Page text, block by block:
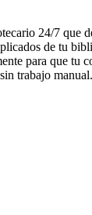
24/7 que
de tu
para que tu
trabajo manual.